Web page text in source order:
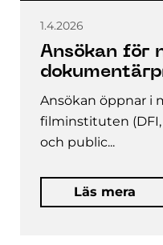
1.4.2026
Ansökan för
Ansökan öppnar i
filminstituten (DFI,
och public...
Läs mera